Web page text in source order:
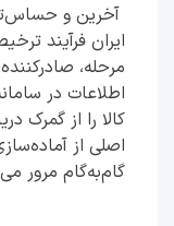
آخرین و
ایران فرآیند
مرحله،
اطلاعات در
کالا را از گمرک
اصلی از
گام‌به‌گام مرور